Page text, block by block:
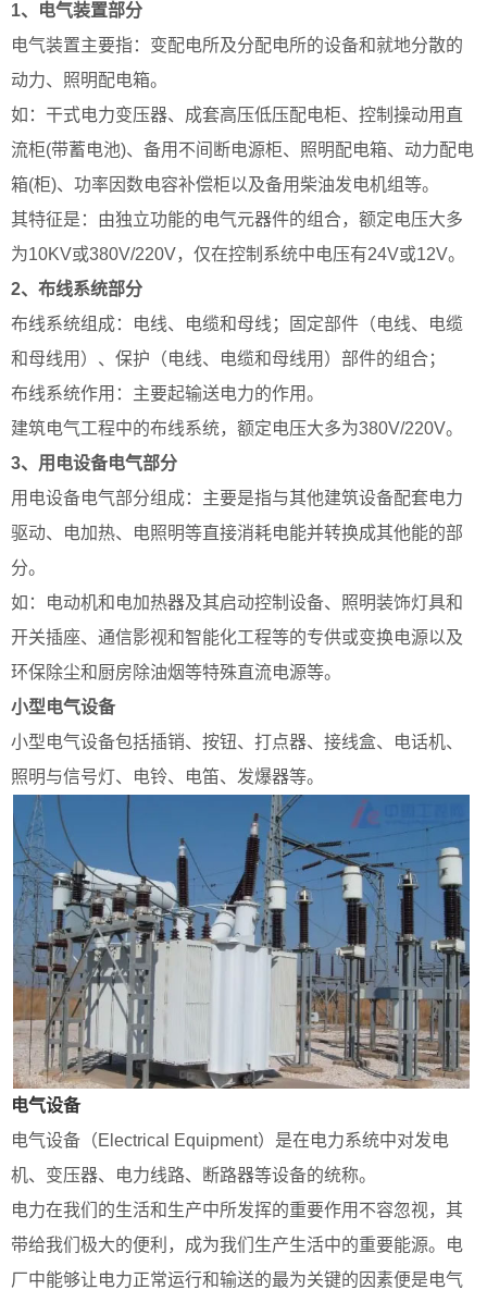
1、电气装置部分
电气装置主要指：变配电所及分配电所的设备和就地分散的
动力、照明配电箱。
如：干式电力变压器、成套高压低压配电柜、控制操动用直
流柜(带蓄电池)、备用不间断电源柜、照明配电箱、动力配电
箱(柜)、功率因数电容补偿柜以及备用柴油发电机组等。
其特征是：由独立功能的电气元器件的组合，额定电压大多
为10KV或380V/220V，仅在控制系统中电压有24V或12V。
2、布线系统部分
布线系统组成：电线、电缆和母线；固定部件（电线、电缆
和母线用）、保护（电线、电缆和母线用）部件的组合；
布线系统作用：主要起输送电力的作用。
建筑电气工程中的布线系统，额定电压大多为380V/220V。
3、用电设备电气部分
用电设备电气部分组成：主要是指与其他建筑设备配套电力
驱动、电加热、电照明等直接消耗电能并转换成其他能的部
分。
如：电动机和电加热器及其启动控制设备、照明装饰灯具和
开关插座、通信影视和智能化工程等的专供或变换电源以及
环保除尘和厨房除油烟等特殊直流电源等。
小型电气设备
小型电气设备包括插销、按钮、打点器、接线盒、电话机、
照明与信号灯、电铃、电笛、发爆器等。
电气设备
电气设备（Electrical Equipment）是在电力系统中对发电
机、变压器、电力线路、断路器等设备的统称。
电力在我们的生活和生产中所发挥的重要作用不容忽视，其
带给我们极大的便利，成为我们生产生活中的重要能源。电
厂中能够让电力正常运行和输送的最为关键的因素便是电气